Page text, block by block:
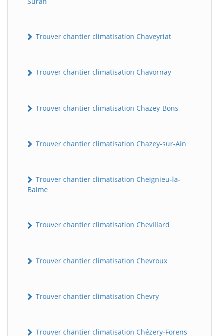
Trouver chantier climatisation Chaveyriat
Trouver chantier climatisation Chavornay
Trouver chantier climatisation Chazey-Bons
Trouver chantier climatisation Chazey-sur-Ain
Trouver chantier climatisation Cheignieu-la-
Balme
Trouver chantier climatisation Chevillard
Trouver chantier climatisation Chevroux
Trouver chantier climatisation Chevry
Trouver chantier climatisation Chézery-Forens